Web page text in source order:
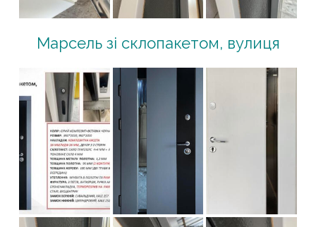
Марсель зі склопакетом, вулиця